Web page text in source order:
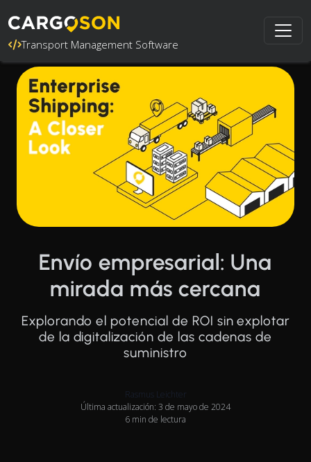
Transport Management Software
Envío empresarial: Una
mirada más cercana
Explorando el potencial de ROI sin explotar
de la digitalización de las cadenas de
suministro
Rasmus Leichter
Última actualización: 3 de mayo de 2024
6 min de lectura